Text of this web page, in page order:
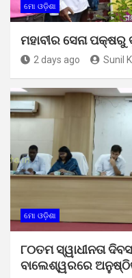
ମୋ ଓଡ଼ିଶା
ମହାବୀର ସେନା
2 days ago Sunil
ମୋ ଓଡ଼ିଶା
୮୦ତମ ସ୍ୱାଧୀନତା
ବାଲେଶ୍ୱରରେ